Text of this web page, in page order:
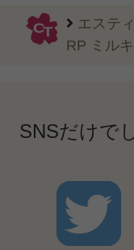
エステ
RP ミル
SNSだけで